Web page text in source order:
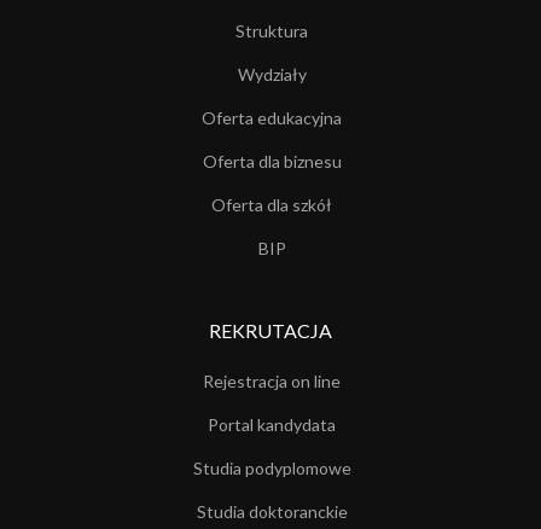
Struktura
Wydziały
Oferta edukacyjna
Oferta dla biznesu
Oferta dla szkół
BIP
REKRUTACJA
Rejestracja on line
Portal kandydata
Studia podyplomowe
Studia doktoranckie